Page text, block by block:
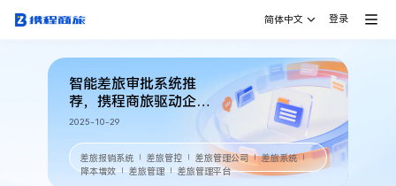
简体中文 登录
智能差旅审批系统推
荐，携程商旅驱动企业
降本增效
2025-10-29
差旅报销系统 差旅管控 差旅管理公司 ｜ 差旅系统
降本增效 ｜ 差旅管理 ｜ 差旅管理平台